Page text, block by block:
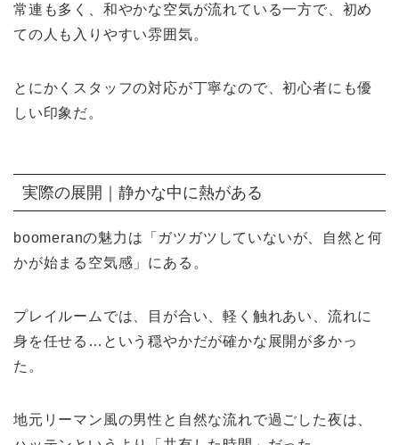
常連も多く、和やかな空気が流れている一方で、初め
ての人も入りやすい雰囲気。
とにかくスタッフの対応が丁寧なので、初心者にも優
しい印象だ。
実際の展開｜静かな中に熱がある
boomeranの魅力は「ガツガツしていないが、自然と何
かが始まる空気感」にある。
プレイルームでは、目が合い、軽く触れあい、流れに
身を任せる…という穏やかだが確かな展開が多かっ
た。
地元リーマン風の男性と自然な流れで過ごした夜は、